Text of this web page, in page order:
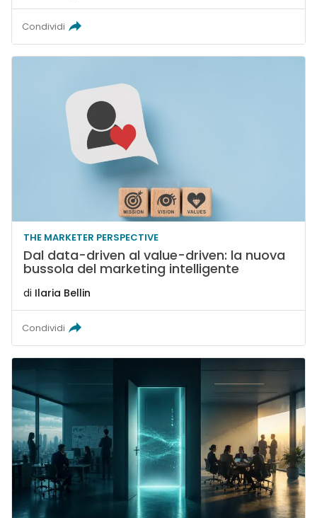
Condividi
THE MARKETER PERSPECTIVE
Dal data-driven al value-driven: la nuova
bussola del marketing intelligente
di Ilaria Bellin
Condividi